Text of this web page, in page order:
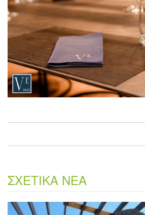
ΣΧΕΤΙΚΑ ΝΕΑ